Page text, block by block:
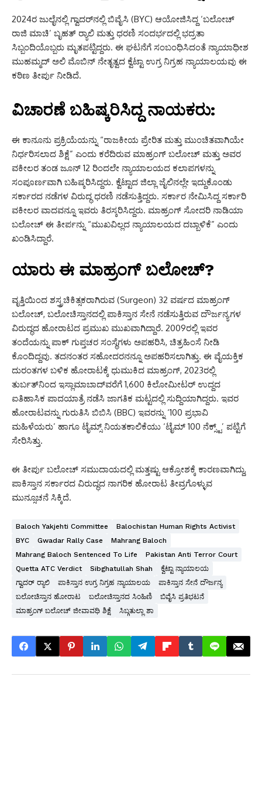
2024ರ ಜುಲೈನಲ್ಲಿ ಗ್ವಾದರ್‌ನಲ್ಲಿ ಬಿವೈಸಿ (BYC) ಆಯೋಜಿಸಿದ್ದ ‘ಬಲೋಚ್
ರಾಜಿ ಮಾಚಿ’ ಬೃಹತ್ ರ‍್ಯಾಲಿ ಮತ್ತು ಧರಣಿ ಸಂದರ್ಭದಲ್ಲಿ ಭದ್ರತಾ
ಸಿಬ್ಬಂದಿಯೊಬ್ಬರು ಮೃತಪಟ್ಟಿದ್ದರು. ಈ ಘಟನೆಗೆ ಸಂಬಂಧಿಸಿದಂತೆ ನ್ಯಾಯಾಧೀಶ
ಮುಹಮ್ಮದ್ ಅಲಿ ಮೊಬಿನ್ ನೇತೃತ್ವದ ಕ್ವೆಟ್ಟಾ ಉಗ್ರ ನಿಗ್ರಹ ನ್ಯಾಯಾಲಯವು ಈ
ಕಠಿಣ ತೀರ್ಪು ನೀಡಿದೆ.
ವಿಚಾರಣೆ ಬಹಿಷ್ಕರಿಸಿದ್ದ ನಾಯಕರು:
ಈ ಕಾನೂನು ಪ್ರಕ್ರಿಯೆಯನ್ನು “ರಾಜಕೀಯ ಪ್ರೇರಿತ ಮತ್ತು ಮುಂಚಿತವಾಗಿಯೇ
ನಿರ್ಧರಿಸಲಾದ ಶಿಕ್ಷೆ” ಎಂದು ಕರೆದಿರುವ ಮಾಹ್ರಂಗ್ ಬಲೋಚ್ ಮತ್ತು ಅವರ
ವಕೀಲರ ತಂಡ ಜೂನ್ 12 ರಿಂದಲೇ ನ್ಯಾಯಾಲಯದ ಕಲಾಪಗಳನ್ನು
ಸಂಪೂರ್ಣವಾಗಿ ಬಹಿಷ್ಕರಿಸಿದ್ದರು. ಕ್ವೆಟ್ಟಾದ ಜಿಲ್ಲಾ ಜೈಲಿನಲ್ಲೇ ಇದ್ದುಕೊಂಡು
ಸರ್ಕಾರದ ನಡೆಗಳ ವಿರುದ್ಧ ಧರಣಿ ನಡೆಸುತ್ತಿದ್ದರು. ಸರ್ಕಾರ ನೇಮಿಸಿದ್ದ ಸರ್ಕಾರಿ
ವಕೀಲರ ವಾದವನ್ನೂ ಇವರು ತಿರಸ್ಕರಿಸಿದ್ದರು. ಮಾಹ್ರಂಗ್ ಸೋದರಿ ನಾಡಿಯಾ
ಬಲೋಚ್ ಈ ತೀರ್ಪನ್ನು “ಮುಖವಿಲ್ಲದ ನ್ಯಾಯಾಲಯದ ದಬ್ಬಾಳಿಕೆ” ಎಂದು
ಖಂಡಿಸಿದ್ದಾರೆ.
ಯಾರು ಈ ಮಾಹ್ರಂಗ್ ಬಲೋಚ್?
ವೃತ್ತಿಯಿಂದ ಶಸ್ತ್ರಚಿಕಿತ್ಸಕರಾಗಿರುವ (Surgeon) 32 ವರ್ಷದ ಮಾಹ್ರಂಗ್
ಬಲೋಚ್, ಬಲೋಚಿಸ್ತಾನದಲ್ಲಿ ಪಾಕಿಸ್ತಾನ ಸೇನೆ ನಡೆಸುತ್ತಿರುವ ದೌರ್ಜನ್ಯಗಳ
ವಿರುದ್ಧದ ಹೋರಾಟದ ಪ್ರಮುಖ ಮುಖವಾಗಿದ್ದಾರೆ. 2009ರಲ್ಲಿ ಇವರ
ತಂದೆಯನ್ನು ಪಾಕ್ ಗುಪ್ತಚರ ಸಂಸ್ಥೆಗಳು ಅಪಹರಿಸಿ, ಚಿತ್ರಹಿಂಸೆ ನೀಡಿ
ಕೊಂದಿದ್ದವು. ತದನಂತರ ಸಹೋದರನನ್ನೂ ಅಪಹರಿಸಲಾಗಿತ್ತು. ಈ ವೈಯಕ್ತಿಕ
ದುರಂತಗಳ ಬಳಿಕ ಹೋರಾಟಕ್ಕೆ ಧುಮುಕಿದ ಮಾಹ್ರಂಗ್, 2023ರಲ್ಲಿ
ತುರ್ಬತ್‌ನಿಂದ ಇಸ್ಲಾಮಾಬಾದ್‌ವರೆಗೆ 1,600 ಕಿಲೋಮೀಟರ್ ಉದ್ದದ
ಐತಿಹಾಸಿಕ ಪಾದಯಾತ್ರೆ ನಡೆಸಿ ಜಾಗತಿಕ ಮಟ್ಟದಲ್ಲಿ ಸುದ್ದಿಯಾಗಿದ್ದರು. ಇವರ
ಹೋರಾಟವನ್ನು ಗುರುತಿಸಿ ಬಿಬಿಸಿ (BBC) ಇವರನ್ನು ‘100 ಪ್ರಭಾವಿ
ಮಹಿಳೆಯರು’ ಹಾಗೂ ಟೈಮ್ಸ್ ನಿಯತಕಾಲಿಕೆಯು ‘ಟೈಮ್ 100 ನೆಕ್ಸ್ಟ್’ ಪಟ್ಟಿಗೆ
ಸೇರಿಸಿತ್ತು.
ಈ ತೀರ್ಪು ಬಲೋಚ್ ಸಮುದಾಯದಲ್ಲಿ ಮತ್ತಷ್ಟು ಆಕ್ರೋಶಕ್ಕೆ ಕಾರಣವಾಗಿದ್ದು,
ಪಾಕಿಸ್ತಾನ ಸರ್ಕಾರದ ವಿರುದ್ಧದ ನಾಗರಿಕ ಹೋರಾಟ ತೀವ್ರಗೊಳ್ಳುವ
ಮುನ್ಸೂಚನೆ ಸಿಕ್ಕಿದೆ.
Baloch Yakjehti Committee
Balochistan Human Rights Activist
BYC
Gwadar Rally Case
Mahrang Baloch
Mahrang Baloch Sentenced To Life
Pakistan Anti Terror Court
Quetta ATC Verdict
Sibghatullah Shah
ಕ್ವೆಟ್ಟಾ ನ್ಯಾಯಾಲಯ
ಗ್ವಾದರ್ ರ‍್ಯಾಲಿ
ಪಾಕಿಸ್ತಾನ ಉಗ್ರ ನಿಗ್ರಹ ನ್ಯಾಯಾಲಯ
ಪಾಕಿಸ್ತಾನ ಸೇನೆ ದೌರ್ಜನ್ಯ
ಬಲೋಚಿಸ್ತಾನ ಹೋರಾಟ
ಬಲೋಚಿಸ್ತಾನದ ಸಿಂಹಿಣಿ
ಬಿವೈಸಿ ಪ್ರತಿಭಟನೆ
ಮಾಹ್ರಂಗ್ ಬಲೋಚ್ ಜೀವಾವಧಿ ಶಿಕ್ಷೆ
ಸಿಬ್ಗತುಲ್ಲಾ ಶಾ